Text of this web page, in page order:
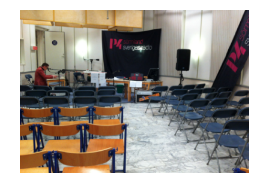
barnen basket bil
död England fest
historia hotell jobb
Julkalenderfacit Julkalendern
julkalendern 2021 Julkalendern 2024 konst
kåseri lifvet Lund mat minne
minnen mode museum musik